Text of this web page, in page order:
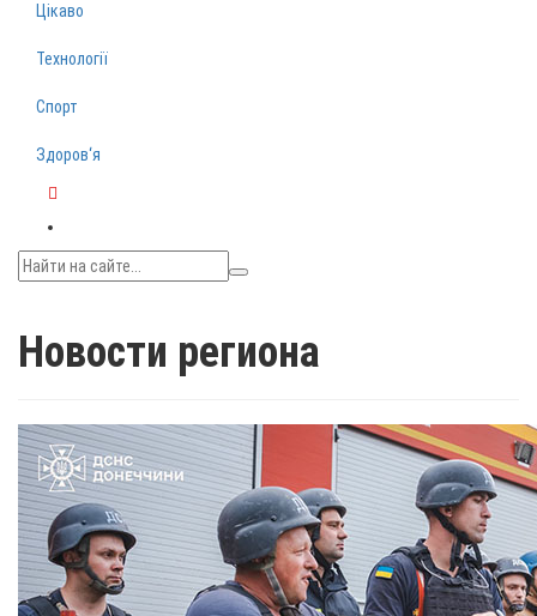
Цікаво
Технології
Спорт
Здоров‘я
Новости региона